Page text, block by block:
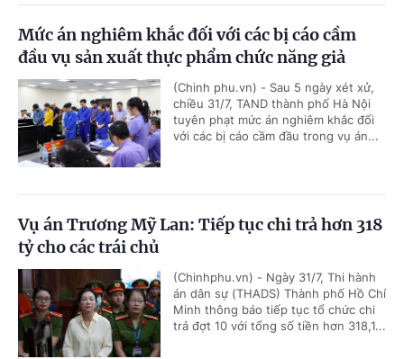
Mức án nghiêm khắc đối với các bị cáo cầm
đầu vụ sản xuất thực phẩm chức năng giả
(Chinh phu.vn) - Sau 5 ngày xét xử,
chiều 31/7, TAND thành phố Hà Nội
tuyên phạt mức án nghiêm khắc đối
với các bị cáo cầm đầu trong vụ án...
Vụ án Trương Mỹ Lan: Tiếp tục chi trả hơn 318
tỷ cho các trái chủ
(Chinhphu.vn) - Ngày 31/7, Thi hành
án dân sự (THADS) Thành phố Hồ Chí
Minh thông báo tiếp tục tổ chức chi
trả đợt 10 với tổng số tiền hơn 318,1...